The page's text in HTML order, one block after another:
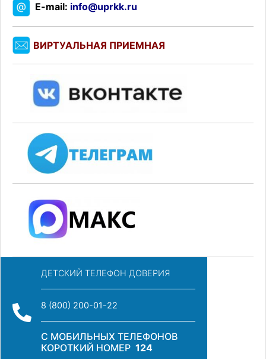
E-mail: info@uprkk.ru
ВИРТУАЛЬНАЯ ПРИЕМНАЯ
ДЕТСКИЙ ТЕЛЕФОН ДОВЕРИЯ
8 (800) 200-01-22
С МОБИЛЬНЫХ ТЕЛЕФОНОВ
КОРОТКИЙ НОМЕР 124